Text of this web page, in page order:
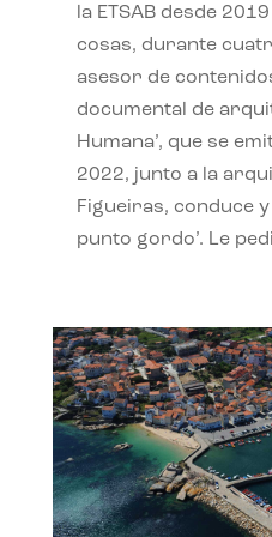
la ETSAB desde
cosas, durante
asesor de
documental de
Humana’, que se
2022, junto a la
Figueiras, conduce y
punto gordo’. Le